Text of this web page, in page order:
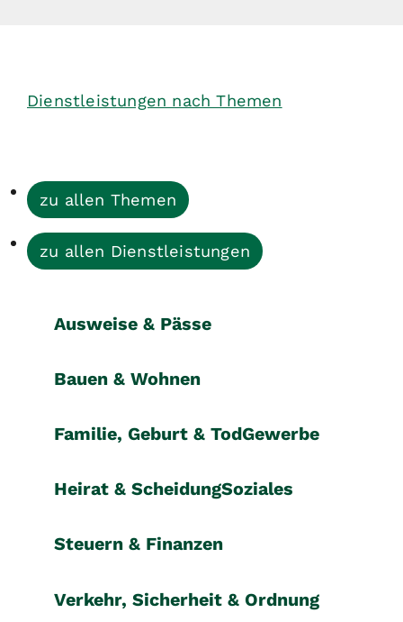
zu allen Themen
zu allen Dienstleistungen
Dienstleistungen nach Themen
Ausweise & Pässe
Bauen & Wohnen
Familie, Geburt & TodGewerbe
Heirat & ScheidungSoziales
Steuern & Finanzen
Verkehr, Sicherheit & Ordnung